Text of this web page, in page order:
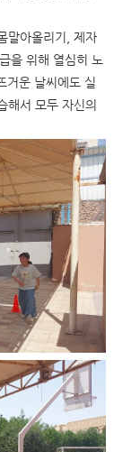
말아올리기, 제자
을 위해 열심히 노
거운 날씨에도 실
해서 모두 자신의